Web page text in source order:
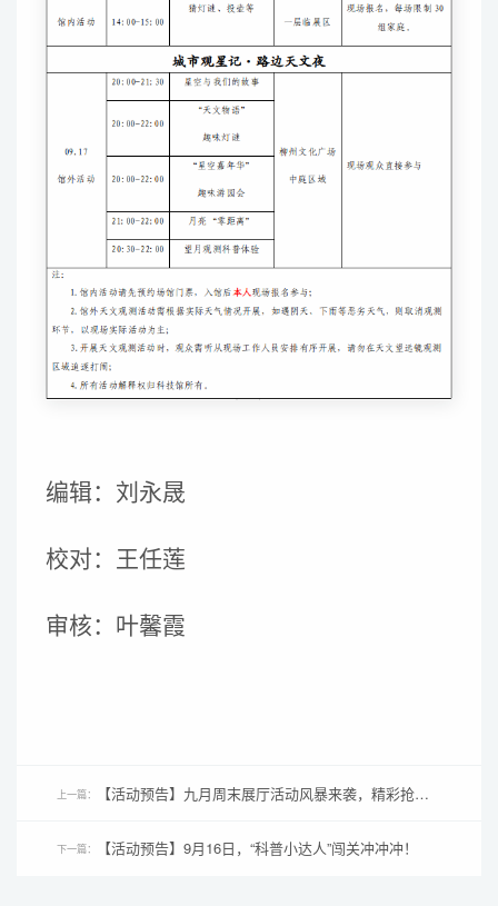
编辑：刘永晟
校对： 王任莲
审核： 叶馨霞
上一篇： 【活动预告】九月周末展厅活动风暴来袭，精彩抢先看！
下一篇： 【活动预告】9月16日，“科普小达人”闯关冲冲冲！